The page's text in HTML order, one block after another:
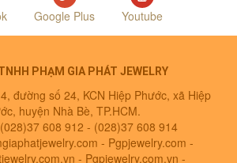
Google Plus Youtube
PHẠM GIA PHÁT JEWELRY
đường số 24, KCN Hiệp Phước, xã Hiệp
huyện Nhà Bè, TP.HCM.
608 912 - (028)37 608 914
- Pgpjewelry.com -
- Pgpjewelry.com.vn -